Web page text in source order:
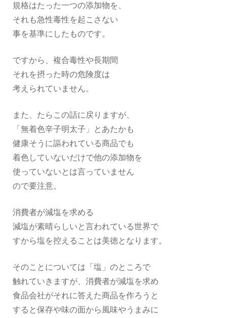
規格はたった一つの添加物を、
それも急性毒性を起こさない
事を基準にしたものです。
ですから、複合毒性や長期間
それを摂った時の危険度は
考えられていません。
また、たらこの話に戻りますが、
「無着色辛子明太子」とあたかも
健康そうに謳われている商品でも
着色していないだけで他の添加物を
使っていないとは言っていません
ので要注意。
消費者が減塩を求める
減塩が素晴らしいと言われている世界で
すから塩を控えることは美徳となります。
そのことについては「塩」のところで
触れていきますが、消費者が減塩を求め
食品会社がそれに答えた商品を作ろうと
すると保存や味の面から風味やうまみに